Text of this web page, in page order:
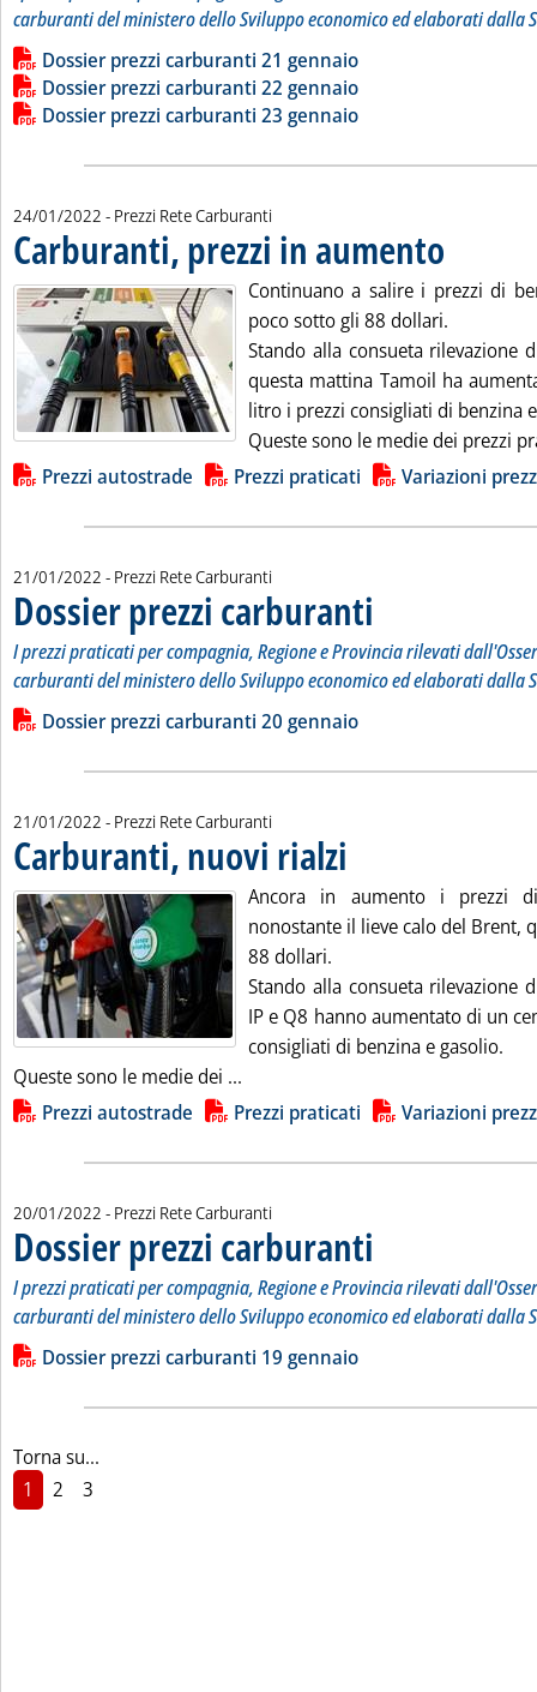
carburanti del ministero dello Sviluppo economico ed elaborati dalla
Leggi tutta la notizia: 'Dossier prezzi carburanti'
Lista allegati PDF alla notizia
Dossier prezzi carburanti 21 gennaio
Dossier prezzi carburanti 22 gennaio
Dossier prezzi carburanti 23 gennaio
24/01/2022 - Prezzi Rete Carburanti
Carburanti, prezzi in aumento
Continuano a salire i prezzi di
poco sotto gli 88 dollari.
Stando alla consueta rilevazione
questa mattina Tamoil ha
litro i prezzi consigliati di benzina
Queste sono le medie dei prezzi
Lista allegati PDF alla notizia
Prezzi autostrade Prezzi praticati Variazioni
21/01/2022 - Prezzi Rete Carburanti
Dossier prezzi carburanti
I prezzi praticati per compagnia, Regione e Provincia rilevati
carburanti del ministero dello Sviluppo economico ed elaborati dalla
Leggi tutta la notizia: 'Dossier prezzi carburanti'
Lista allegati PDF alla notizia
Dossier prezzi carburanti 20 gennaio
21/01/2022 - Prezzi Rete Carburanti
Carburanti, nuovi rialzi
Ancora in aumento i prezzi
nonostante il lieve calo del Brent,
88 dollari.
Stando alla consueta rilevazione
IP e Q8 hanno aumentato di un
consigliati di benzina e gasolio.
Queste sono le medie dei ...
Lista allegati PDF alla notizia
Prezzi autostrade Prezzi praticati Variazioni
20/01/2022 - Prezzi Rete Carburanti
Dossier prezzi carburanti
I prezzi praticati per compagnia, Regione e Provincia rilevati
carburanti del ministero dello Sviluppo economico ed elaborati dalla
Leggi tutta la notizia: 'Dossier prezzi carburanti'
Lista allegati PDF alla notizia
Dossier prezzi carburanti 19 gennaio
Torna su...
1
2 3